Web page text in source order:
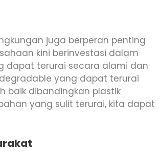
juga berperan penting
kini berinvestasi dalam
dapat terurai secara alami dan
yang dapat terurai
baik dibandingkan plastik
yang sulit terurai, kita dapat